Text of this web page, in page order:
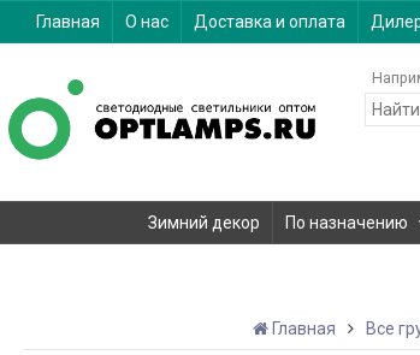
Главная О нас Доставка и оплата
Зимний декор По назначению
Главная Все